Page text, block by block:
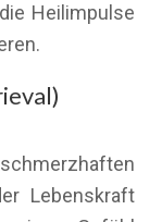
Heilimpulse
Lebenskraft